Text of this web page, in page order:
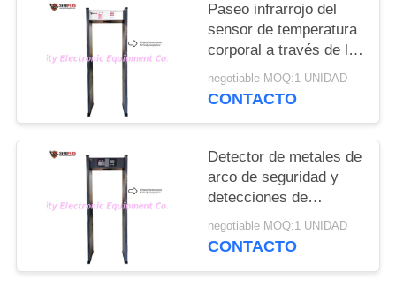
PRIVACY
POLICY
Paseo infrarrojo del
sensor de temperatura
corporal a través de la
puerta de los
detectores de metales
el hotel
negotiable MOQ:1 UNIDAD
CONTACTO
Detector de metales de
arco de seguridad y
detecciones de
temperatura humana
para controlar el
negotiable MOQ:1 UNIDAD
CONTACTO